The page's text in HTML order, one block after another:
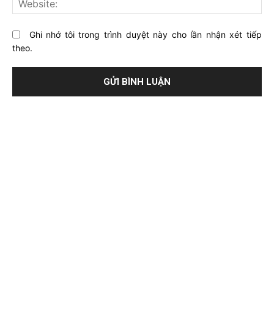
Ghi nhớ tôi trong trình duyệt này cho lần nhận xét tiếp
theo.